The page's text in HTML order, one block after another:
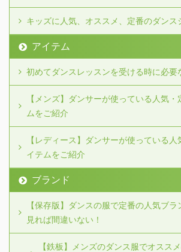
キッズに人気、オススメ、定番のダンス
アイテム
初めてダンスレッスンを受ける時に必要
【メンズ】ダンサーが使っている人気
ムをご紹介
【レディース】ダンサーが使っている
イテムをご紹介
ブランド
【保存版】ダンスの服で定番の人気ブ
見れば間違いない！
【鉄板】メンズのダンス服でオスス